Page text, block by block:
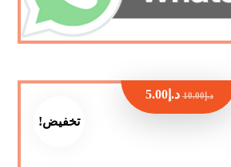
تخفيض!
د.إ10.00 د.إ5.00